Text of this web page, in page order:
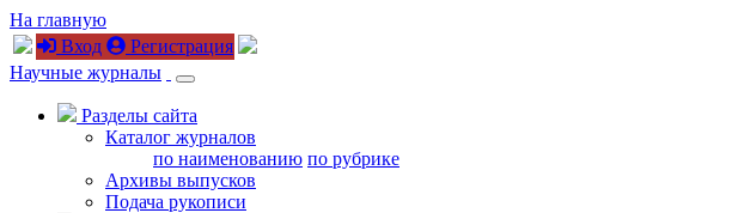
На главную
Вход
Регистрация
Научные журналы
Разделы сайта
Каталог журналов
по наименованию по рубрике
Архивы выпусков
Подача рукописи